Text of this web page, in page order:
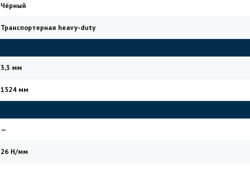
Чёрный
Транспортерная heavy-duty
3,3 мм
1524 мм
—
26 Н/мм